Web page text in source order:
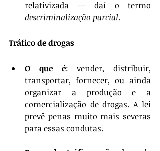
descriminalização parcial.
Tráfico de drogas
O que é: vender, distribuir,
transportar, fornecer, ou ainda
organizar a produção e a
comercialização de drogas. A lei
prevê penas muito mais severas
para essas condutas.